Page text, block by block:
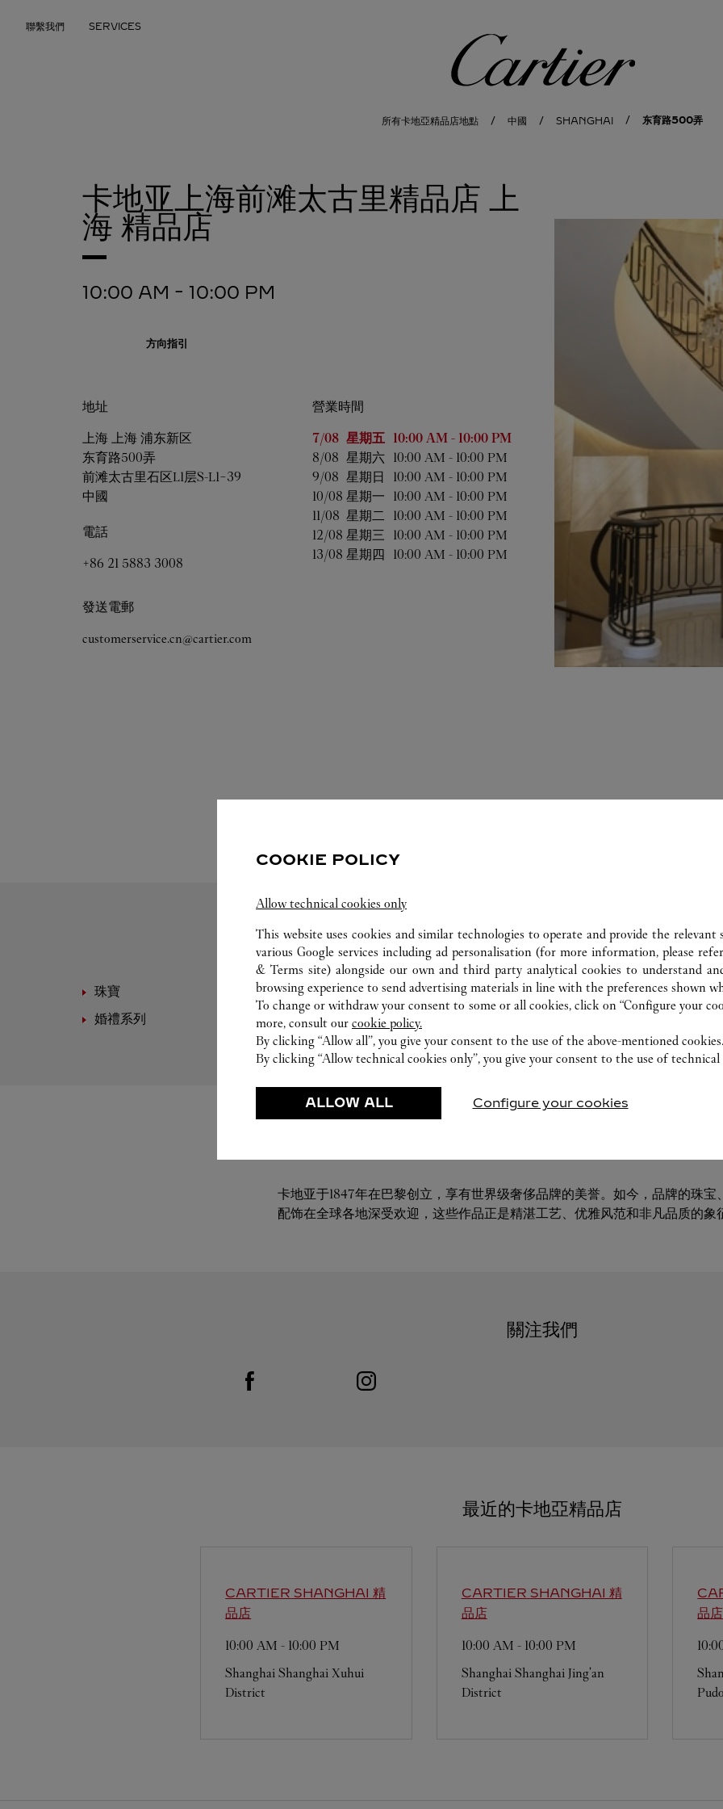
聯繫我們 SERVICES
卡地亞
所有卡地亞精品店地點 中國 SHANGHAI 东育路500弄
卡地亚上海前滩太古里精品店 上
海 精品店
10:00 AM - 10:00 PM
方向指引
地址
上海 上海 浦东新区
东育路500弄
前滩太古里石区L1层S-L1-39
中國
電話
+86 21 5883 3008
發送電郵
customerservice.cn@cartier.com
營業時間
星期營業時間
7/08 星期五 10:00 AM - 10:00 PM
8/08 星期六 10:00 AM - 10:00 PM
9/08 星期日 10:00 AM - 10:00 PM
10/08 星期一 10:00 AM - 10:00 PM
11/08 星期二 10:00 AM - 10:00 PM
12/08 星期三 10:00 AM - 10:00 PM
13/08 星期四 10:00 AM - 10:00 PM
精選作品
珠寶 高級製錶 皮具
婚禮系列
眼鏡
卡地亚于1847年在巴黎创立，享有世界级奢侈品牌的美誉。如今，品牌的珠宝
配饰在全球各地深受欢迎，这些作品正是精湛工艺、优雅风范和非凡品质的象
關注我們
Visit us on Facebook
Link Opens in New Tab Visit us on Instagram
Link Opens in New Tab
最近的卡地亞精品店
CARTIER SHANGHAI 精
品店
10:00 AM - 10:00 PM
Shanghai Shanghai Xuhui
District
CARTIER SHANGHAI 精
品店
10:00 AM - 10:00 PM
Shanghai Shanghai Jing'an
District
品店
COOKIE POLICY
Allow technical cookies only
This website uses cookies and similar technologies to operate and provide the relevant
various Google services including ad personalisation (for more information, please
& Terms site) alongside our own and third party analytical cookies to understand
browsing experience to send advertising materials in line with the preferences shown
To change or withdraw your consent to some or all cookies, click on “Configure your
more, consult our cookie policy.
By clicking “Allow all”, you give your consent to the use of the above-mentioned cookies.
By clicking “Allow technical cookies only”, you give your consent to the use of technical
ALLOW ALL Configure your cookies